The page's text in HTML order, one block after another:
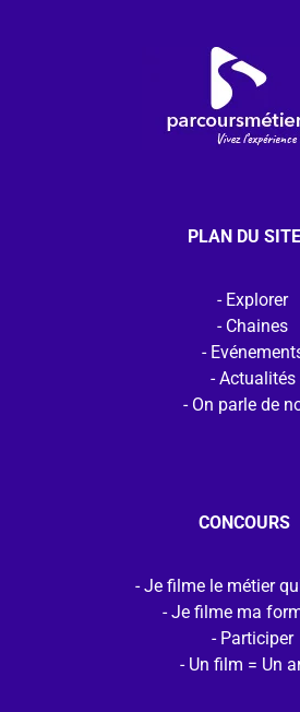
PLAN DU SITE
Explorer
Chaines
Actualités
On parle de
CONCOURS
Je filme le métier
Je filme ma
Participer
Un film = Un